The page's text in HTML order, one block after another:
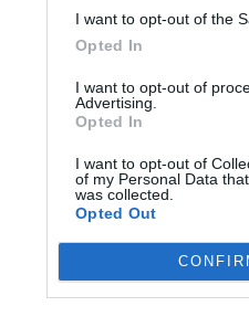
I want to opt-out of the
Opted In
I want to opt-out of
Advertising.
Opted In
I want to opt-out of
of my Personal Data
was collected.
Opted Out
Latino
🤣